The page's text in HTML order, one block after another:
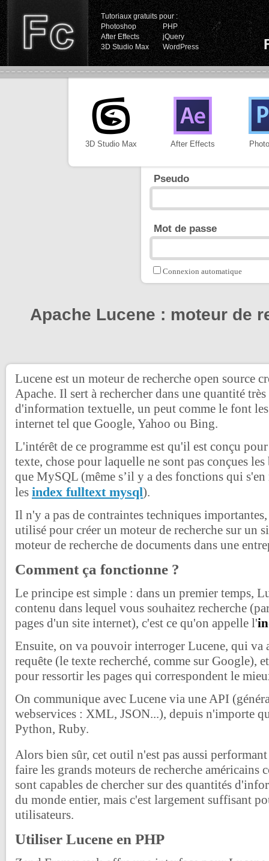
Tutoriaux gratuits pour :
Photoshop
PHP
After Effects
jQuery
3D Studio Max
WordPress
3D Studio Max After Effects
Pseudo
Mot de passe
Connexion automatique
Apache Lucene : moteur de
Lucene est un moteur de recherche open source
Apache. Il sert à rechercher dans une quantité
d'information textuelle, un peut comme le font
internet tel que Google, Yahoo ou Bing.
L'intérêt de ce programme est qu'il est conçu
texte, chose pour laquelle ne sont pas conçues les
que MySQL (même s’il y a des fonctions qui
les index fulltext mysql).
Il n'y a pas de contraintes techniques
utilisé pour créer un moteur de recherche sur un
moteur de recherche de documents dans une
Comment ça fonctionne ?
Le principe est simple : dans un premier temps,
contenu dans lequel vous souhaitez recherche
pages d'un site internet), c'est ce qu'on appelle l'
Ensuite, on va pouvoir interroger Lucene, qui va
requête (le texte recherché, comme sur Google),
pour ressortir les pages qui correspondent le
On communique avec Lucene via une API
webservices : XML, JSON...), depuis n'importe
Python, Ruby.
Alors bien sûr, cet outil n'est pas aussi
faire les grands moteurs de recherche américains
sont capables de chercher sur des quantités
du monde entier, mais c'est largement suffisant
utilisateurs.
Utiliser Lucene en PHP